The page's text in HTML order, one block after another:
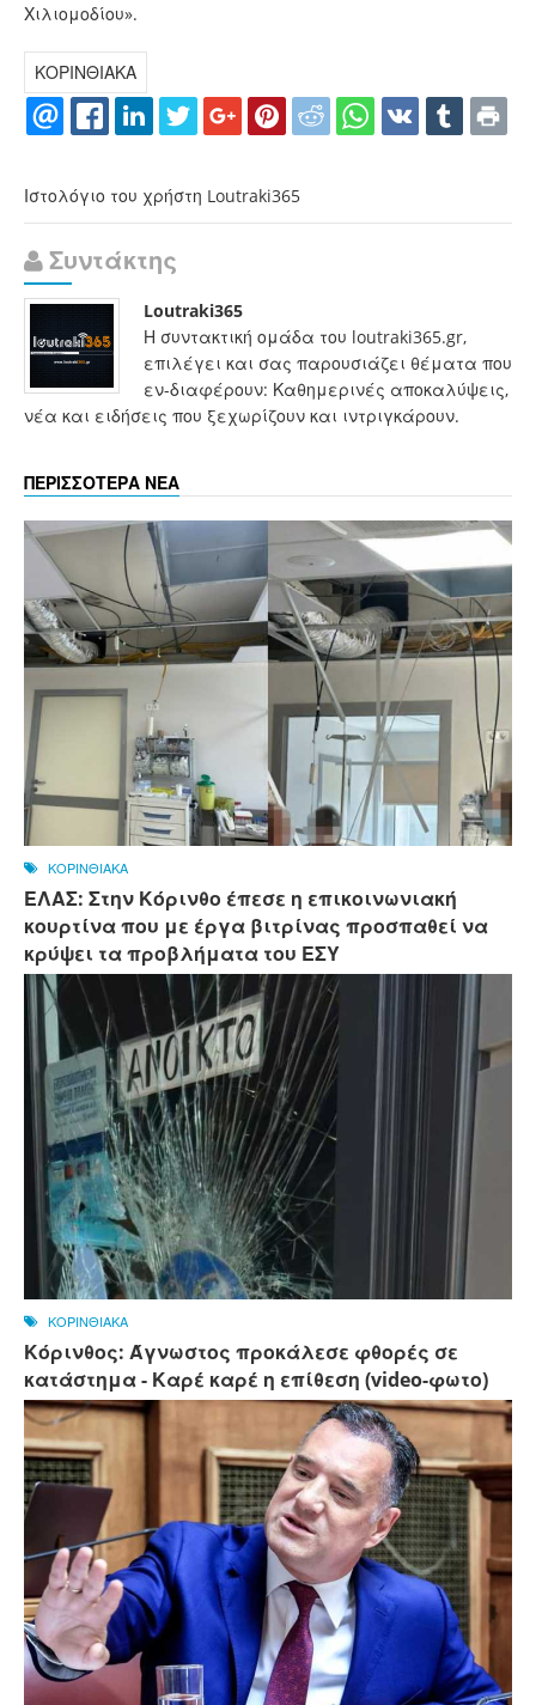
Χιλιομοδίου».
ΚΟΡΙΝΘΙΑΚΑ
Ιστολόγιο του χρήστη Loutraki365
Συντάκτης
Loutraki365
Η συντακτική ομάδα του loutraki365.gr,
επιλέγει και σας παρουσιάζει θέματα που
εν-διαφέρουν: Καθημερινές αποκαλύψεις,
νέα και ειδήσεις που ξεχωρίζουν και ιντριγκάρουν.
ΠΕΡΙΣΣΟΤΕΡΑ ΝΕΑ
ΚΟΡΙΝΘΙΑΚΑ
ΕΛΑΣ: Στην Κόρινθο έπεσε η επικοινωνιακή
κουρτίνα που με έργα βιτρίνας προσπαθεί να
κρύψει τα προβλήματα του ΕΣΥ
ΚΟΡΙΝΘΙΑΚΑ
Κόρινθος: Άγνωστος προκάλεσε φθορές σε
κατάστημα - Καρέ καρέ η επίθεση (video-φωτο)